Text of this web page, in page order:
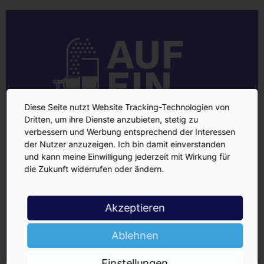
Diese Seite nutzt Website Tracking-Technologien von
Dritten, um ihre Dienste anzubieten, stetig zu
verbessern und Werbung entsprechend der Interessen
der Nutzer anzuzeigen. Ich bin damit einverstanden
und kann meine Einwilligung jederzeit mit Wirkung für
die Zukunft widerrufen oder ändern.
Akzeptieren
Ablehnen